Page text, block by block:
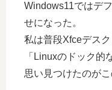
Windows11ではデ
せになった。
私は普段Xfceデス
「Linuxのドック的
思い見つけたのがこ